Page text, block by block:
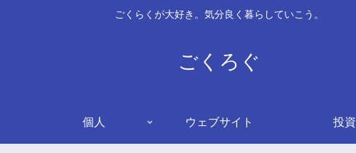
ごくらくが大好き。気分良く暮らしていこう。
ごくろぐ
個人 ウェブサイト 投資